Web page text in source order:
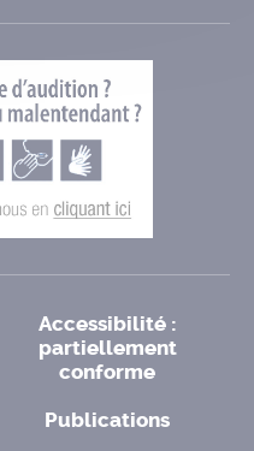
Accessibilité :
partiellement
conforme
Publications